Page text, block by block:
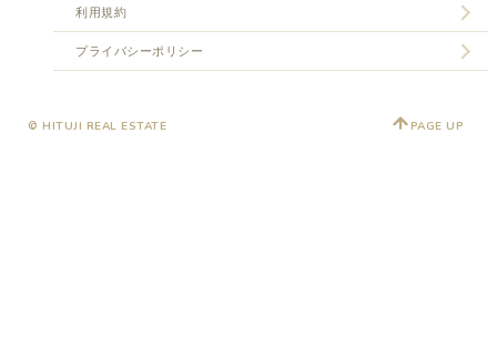
利用規約
プライバシーポリシー
© HITUJI REAL ESTATE PAGE UP